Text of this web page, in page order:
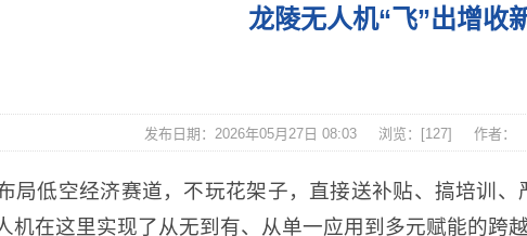
龙陵无人机“飞”出增收
发布日期：2026年05月27日 08:03 浏览：[127] 作者：
局低空经济赛道，不玩花架子，直接送补贴、搞培训、
机在这里实现了从无到有、从单一应用到多元赋能的跨